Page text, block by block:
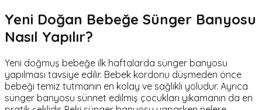
Yeni Doğan Bebeğe Sünger Banyosu
Nasıl Yapılır?
Yeni doğmuş bebeğe ilk haftalarda sünger banyosu
yapılması tavsiye edilir. Bebek kordonu düşmeden önce
bebeği temiz tutmanın en kolay ve sağlıklı yoludur. Ayrıca
sünger banyosu sünnet edilmiş çocukları yıkamanın da en